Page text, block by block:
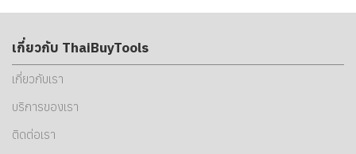
เกี่ยวกับ ThaiBuyTools
เกี่ยวกับเรา
บริการของเรา
ติดต่อเรา